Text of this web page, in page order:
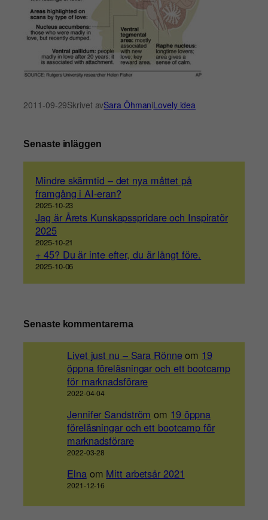
2011-09-29Skrivet avSara ÖhmaniLovely idea
Senaste inläggen
Mindre skärmtid – det nya måttet på
framgång i AI-eran?
2025-10-23
Jag är Årets Kunskapsspridare och Inspiratör
2025
2025-10-21
+ 45? Du är inte efter, du är långt före.
2025-10-06
Senaste kommentarerna
Livet just nu – Sara Rönneom 19
öppna föreläsningar och ett bootcamp
för marknadsförare
2022-04-04
Jennifer Sandström om 19 öppna
föreläsningar och ett bootcamp för
marknadsförare
2022-03-28
Elnaom Mitt arbetsår 2021
2021-12-16